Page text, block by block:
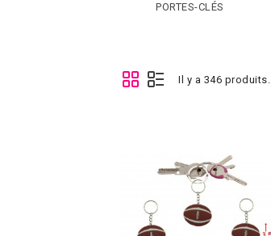
PORTES-CLÉS
Il y a 346 produits.